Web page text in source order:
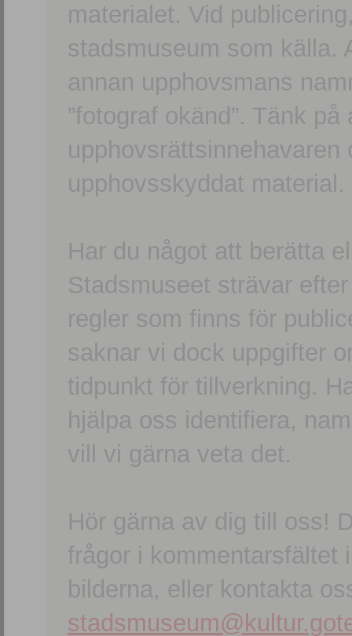
materialet. Vid
stadsmuseum som källa.
annan upphovsmans
”fotograf okänd”. Tänk
upphovsskyddat material.
Har du något att berätta
Stadsmuseet strävar
regler som finns för
saknar vi dock uppgifter
tidpunkt för tillverkning.
hjälpa oss identifiera,
vill vi gärna veta det.
Hör gärna av dig till oss!
frågor i kommentarsfältet
bilderna, eller kontakta